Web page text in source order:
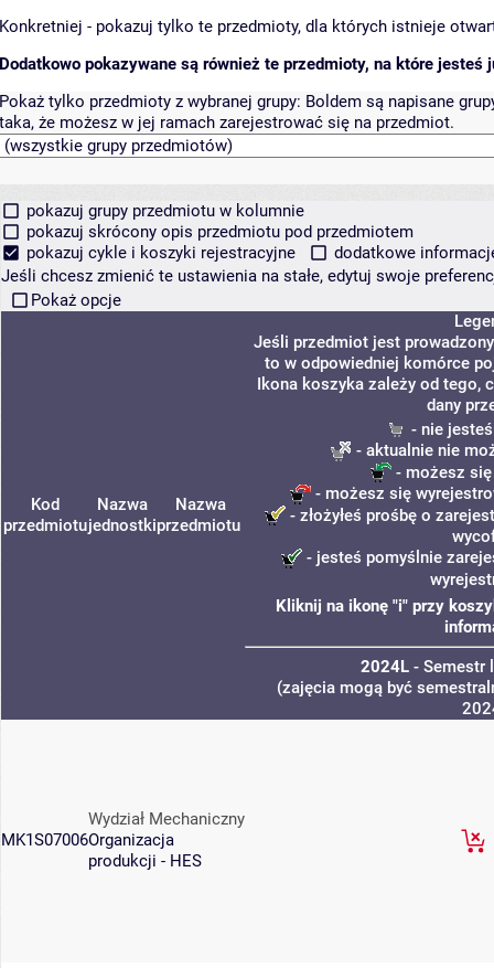
Konkretniej - pokazuj tylko te przedmioty, dla których istnieje
Dodatkowo pokazywane są również te przedmioty, na które jesteś
Pokaż tylko przedmioty z wybranej grupy: Boldem są napisane
taka, że możesz w jej ramach zarejestrować się na przedmiot.
pokazuj grupy przedmiotu w kolumnie
pokazuj skrócony opis przedmiotu pod przedmiotem
pokazuj cykle i koszyki rejestracyjne
dodatkowe
Jeśli chcesz zmienić te ustawienia na stałe, edytuj swoje
Pokaż opcje
Kod
przedmiotu
Nazwa
jednostki
Nazwa
przedmiotu
Jeśli przedmiot jest
to w odpowiedniej komórce
Ikona koszyka zależy od tego,
dany
- nie
- aktualnie nie
- możesz
- możesz się
- złożyłeś prośbę o
- jesteś pomyślnie
Kliknij na ikonę "i" przy
2024L- Semestr
(zajęcia mogą być
MK1S07006
Wydział Mechaniczny
Organizacja
produkcji - HES